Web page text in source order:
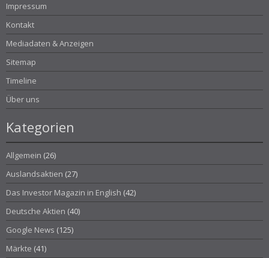
Impressum
Kontakt
Mediadaten & Anzeigen
Sitemap
Timeline
Über uns
Kategorien
Allgemein (26)
Auslandsaktien (27)
Das Investor Magazin in English (42)
Deutsche Aktien (40)
Google News (125)
Märkte (41)